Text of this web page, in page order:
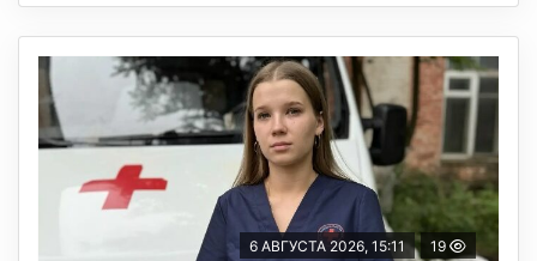
6 АВГУСТА 2026, 15:11 19